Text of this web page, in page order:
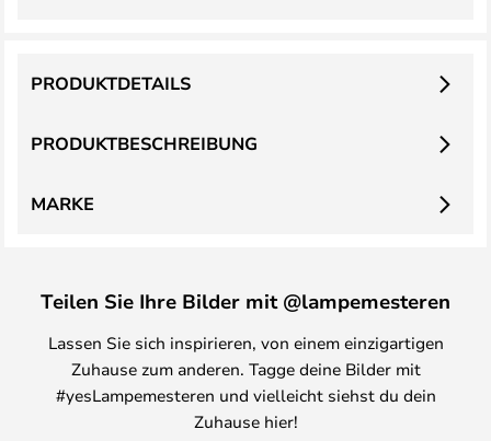
PRODUKTBESCHREIBUNG
PRODUKTDETAILS
MARKE
Teilen Sie Ihre Bilder mit @lampemesteren
Lassen Sie sich inspirieren, von einem einzigartigen
Zuhause zum anderen. Tagge deine Bilder mit
#yesLampemesteren und vielleicht siehst du dein
Zuhause hier!